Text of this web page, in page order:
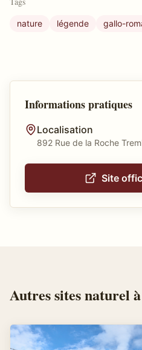
nature légende gallo-
Informations pratiques
Localisation
892 Rue de la Roche
Site
Autressites naturel